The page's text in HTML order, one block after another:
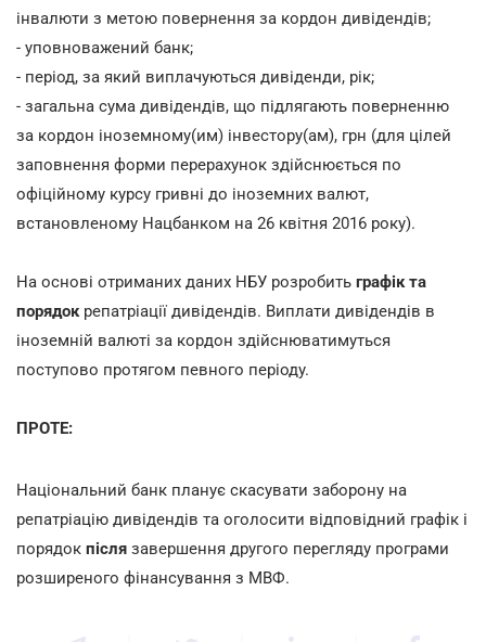
інвалюти з метою повернення за кордон дивідендів;
- уповноважений банк;
- період, за який виплачуються дивіденди, рік;
- загальна сума дивідендів, що підлягають поверненню
за кордон іноземному(им) інвестору(ам), грн (для цілей
заповнення форми перерахунок здійснюється по
офіційному курсу гривні до іноземних валют,
встановленому Нацбанком на 26 квітня 2016 року).
На основі отриманих даних НБУ розробить графік та
порядокрепатріації дивідендів. Виплати дивідендів в
іноземній валюті за кордон здійснюватимуться
поступово протягом певного періоду.
ПРОТЕ:
Національний банк планує скасувати заборону на
репатріацію дивідендів та оголосити відповідний графік і
порядок після завершення другого перегляду програми
розширеного фінансування з МВФ.